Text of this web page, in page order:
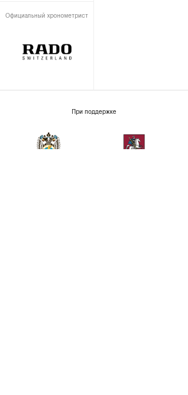
Официальный хронометрист
При поддержке